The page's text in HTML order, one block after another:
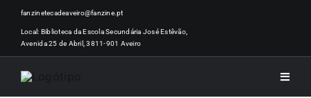
Skip
content
fanzinetecadeaveiro@fanzine.pt
Local: Biblioteca da Escola Secundária José Estêvão,
Avenida 25 de Abril, 3811-901 Aveiro
Toggle